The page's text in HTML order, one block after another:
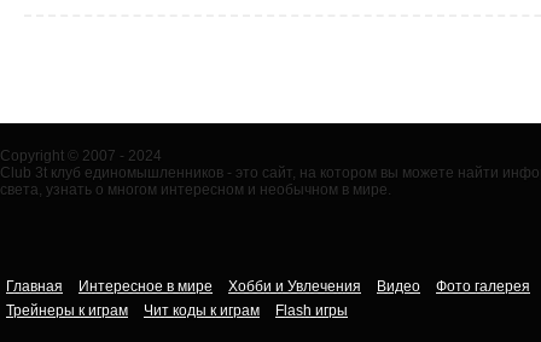
Copyright © 2007 - 2024
Club 3t клуб единомышленников - это сайт, на котором вы можете найти
света, узнать о многом интересном и необычном в мире.
Главная Интересное в мире Хобби и Увлечения Видео
Фото галерея
Трейнеры к играм
Чит коды к играм Flash игры